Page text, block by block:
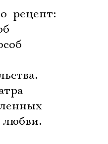
 рецепт: